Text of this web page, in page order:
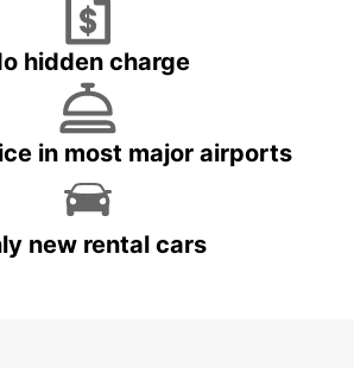
hidden charge
in most major airports
new rental cars